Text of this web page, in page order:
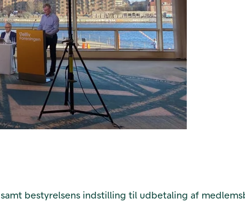
bestyrelsens indstilling til udbetaling af